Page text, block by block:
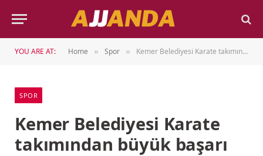
YOU ARE AT: Home » Spor » Kemer Belediyesi Karate takımından büyük başarı
SPOR
Kemer Belediyesi Karate
takımından büyük başarı